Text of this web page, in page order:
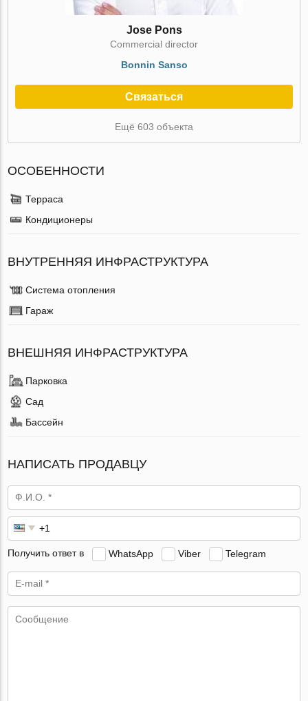
Jose Pons
Commercial director
Bonnin Sanso
Связаться
Ещё 603 объекта
ОСОБЕННОСТИ
Терраса
Кондиционеры
ВНУТРЕННЯЯ ИНФРАСТРУКТУРА
Система отопления
Гараж
ВНЕШНЯЯ ИНФРАСТРУКТУРА
Парковка
Сад
Бассейн
НАПИСАТЬ ПРОДАВЦУ
Получить ответ в WhatsApp Viber Telegram